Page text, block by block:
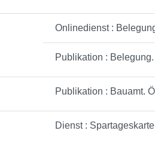
Onlinedienst :
Publikation :
Publikation : Bauamt.
Dienst :